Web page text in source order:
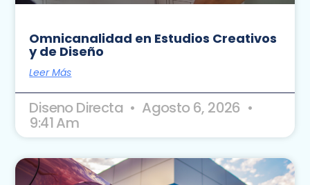
Omnicanalidad en Estudios Creativos
y de Diseño
Leer Más
Diseno Directa Agosto 6, 2026
9:41 Am